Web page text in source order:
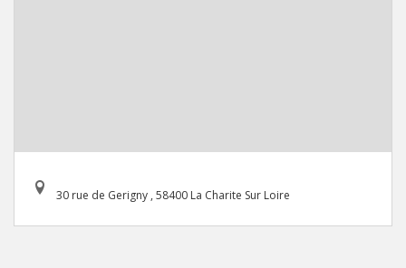
30 rue de Gerigny , 58400 La Charite Sur Loire